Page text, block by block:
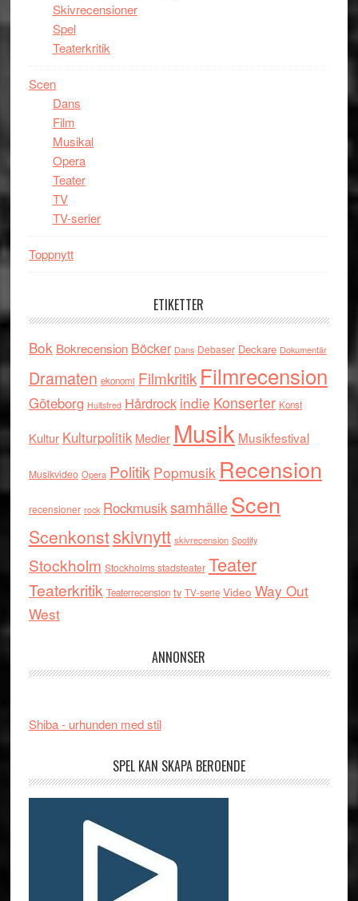
Skivrecensioner
Spel
Teaterkritik
Scen
Dans
Film
Musikal
Opera
Teater
TV
TV-serier
Toppnytt
ETIKETTER
Bok Bokrecension Böcker Dans Debaser Deckare Dokumentär
Dramaten ekonomi Filmkritik Filmrecension
Göteborg Hultsfred Hårdrock indie Konserter Konst
Kultur Kulturpolitik Medier Musik Musikfestival
Musikvideo Opera Politik Popmusik Recension
recensioner rock RockmusiksamhälleScen
Scenkonstskivnytt skivrecension Spotify
Stockholm Stockholms stadsteater Teater
Teaterkritik Teaterrecension tv TV-serie Video Way Out
West
ANNONSER
Shiba - urhunden med stil
SPEL KAN SKAPA BEROENDE